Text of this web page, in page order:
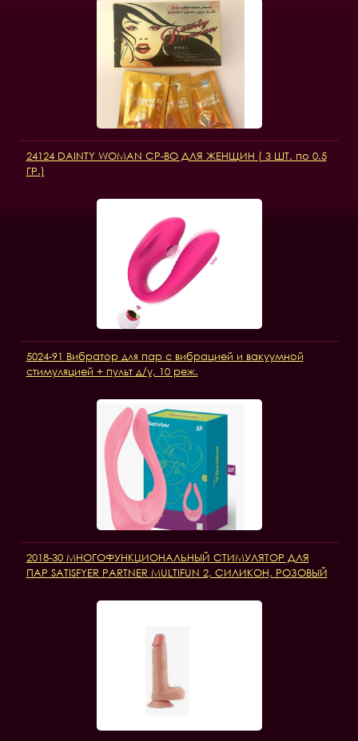
24124 DAINTY WOMAN СР-ВО ДЛЯ ЖЕНЩИН ( 3 ШТ. по 0.5
ГР.)
5024-91 Вибратор для пар с вибрацией и вакуумной
стимуляцией + пульт д/у, 10 реж.
2018-30 МНОГОФУНКЦИОНАЛЬНЫЙ СТИМУЛЯТОР ДЛЯ
ПАР SATISFYER PARTNER MULTIFUN 2, СИЛИКОН, РОЗОВЫЙ